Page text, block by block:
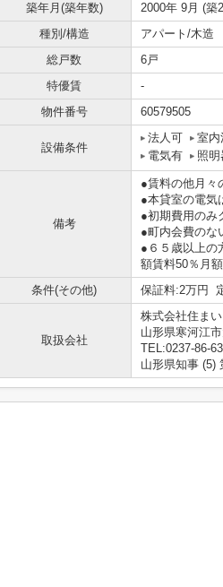
築年月(築年数)
2000年 9月 (築
種別/構造
アパート/木造
総戸数
6戸
特優賃
-
物件番号
60579505
設備条件
法人可 室内
電気有
照明
備考
●賃料の他月々
●本貸室の電気
●初期費用のみ
●町内会費のな
●６５歳以上の
額賃料50％月
条件(その他)
保証料:2万円
取扱会社
株式会社住ま
山形県寒河江
TEL:0237-86-
山形県知事 (5)